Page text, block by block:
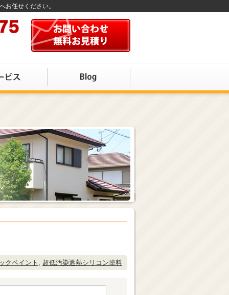
お任せください。
クペイント , 超低汚染遮熱シリコン塗料